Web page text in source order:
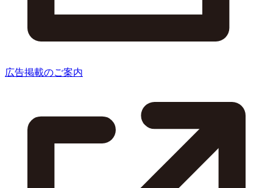
広告掲載のご案内